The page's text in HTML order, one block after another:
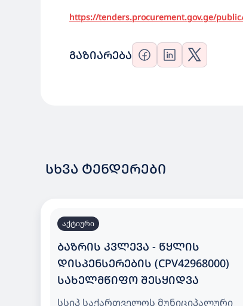
https://tenders.procurement.gov.ge/
ᲒᲐᲖᲘᲐᲠᲔᲑᲐ
ᲡᲮᲕᲐ ᲢᲔᲜᲓᲔᲠᲔᲑᲘ
აქტიური
ᲑᲐᲖᲠᲘᲡ ᲙᲕᲚᲔᲕᲐ - ᲬᲧᲚᲘᲡ
ᲓᲘᲡᲞᲔᲜᲡᲔᲠᲔᲑᲘᲡ (CPV42968000)
ᲡᲐᲮᲔᲚᲛᲬᲘᲤᲝ ᲨᲔᲡᲧᲘᲓᲕᲐ
სსიპ საქართველოს მუნიციპალური